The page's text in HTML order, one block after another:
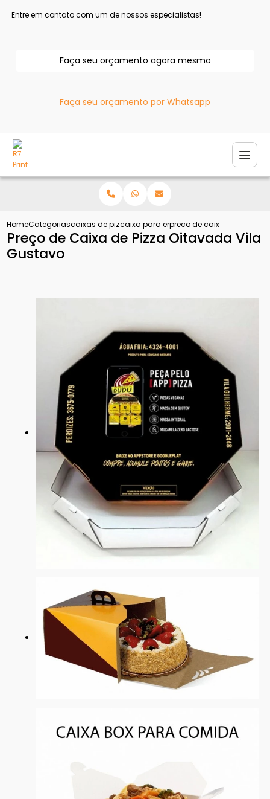
Entre em contato com um de nossos especialistas!
Faça seu orçamento agora mesmo
Faça seu orçamento por Whatsapp
HomeCategoriascaixas de pizzacaixa para entregar pizzapreco de caixa de pizza
Preço de Caixa de Pizza Oitavada Vila
Gustavo